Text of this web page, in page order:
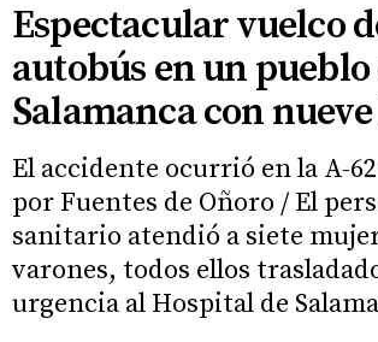
Espectacular vuelco
autobús en un pueblo
Salamanca con
El accidente ocurrió en la A-62
por Fuentes de Oñoro / El
sanitario atendió a siete
varones, todos ellos
urgencia al Hospital de